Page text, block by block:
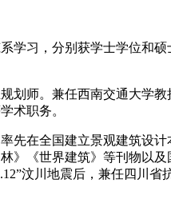
习，分别获学士学位和硕
师。兼任西南交通大学教
术职务。
在全国建立景观建筑设计
》《世界建筑》等刊物以
汶川地震后，兼任四川